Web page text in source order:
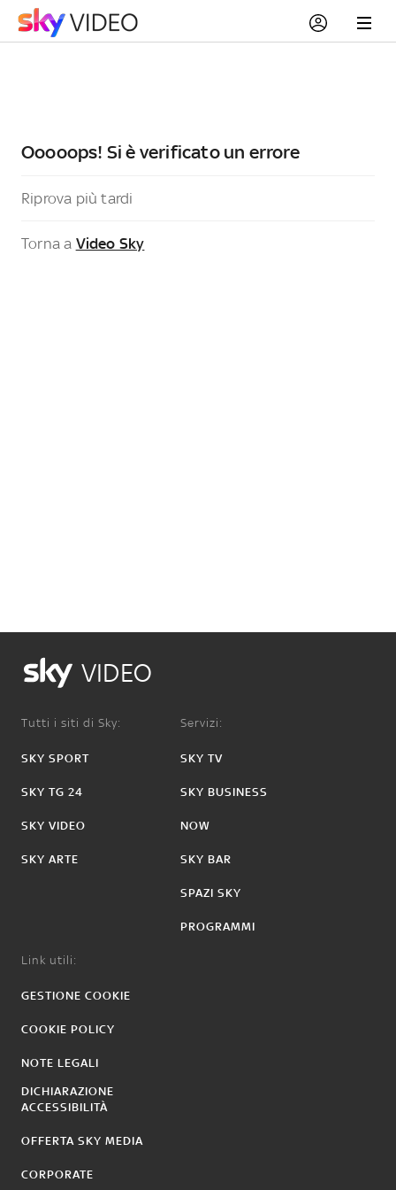
Ooooops! Si è verificato un errore
Riprova più tardi
Torna a Video Sky
VIDEO
Tutti i siti di Sky:
SKY SPORT
SKY TG 24
SKY VIDEO
SKY ARTE
Servizi:
SKY TV
SKY BUSINESS
NOW
SKY BAR
SPAZI SKY
PROGRAMMI
Link utili:
GESTIONE COOKIE
COOKIE POLICY
NOTE LEGALI
DICHIARAZIONE
ACCESSIBILITÀ
OFFERTA SKY MEDIA
CORPORATE